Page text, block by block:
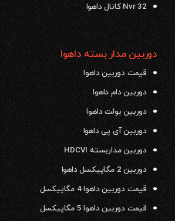
Nvr 32 کانال داهوا
دوربین مدار بسته داهوا
قیمت دوربین داهوا
دوربین دام داهوا
دوربین بولت داهوا
دوربین آی پی داهوا
دوربین مداربسته HDCVI
دوربین 2 مگاپیکسل داهوا
قیمت دوربین داهوا 4 مگاپیکسل
قیمت دوربین داهوا 5 مگاپیکسل